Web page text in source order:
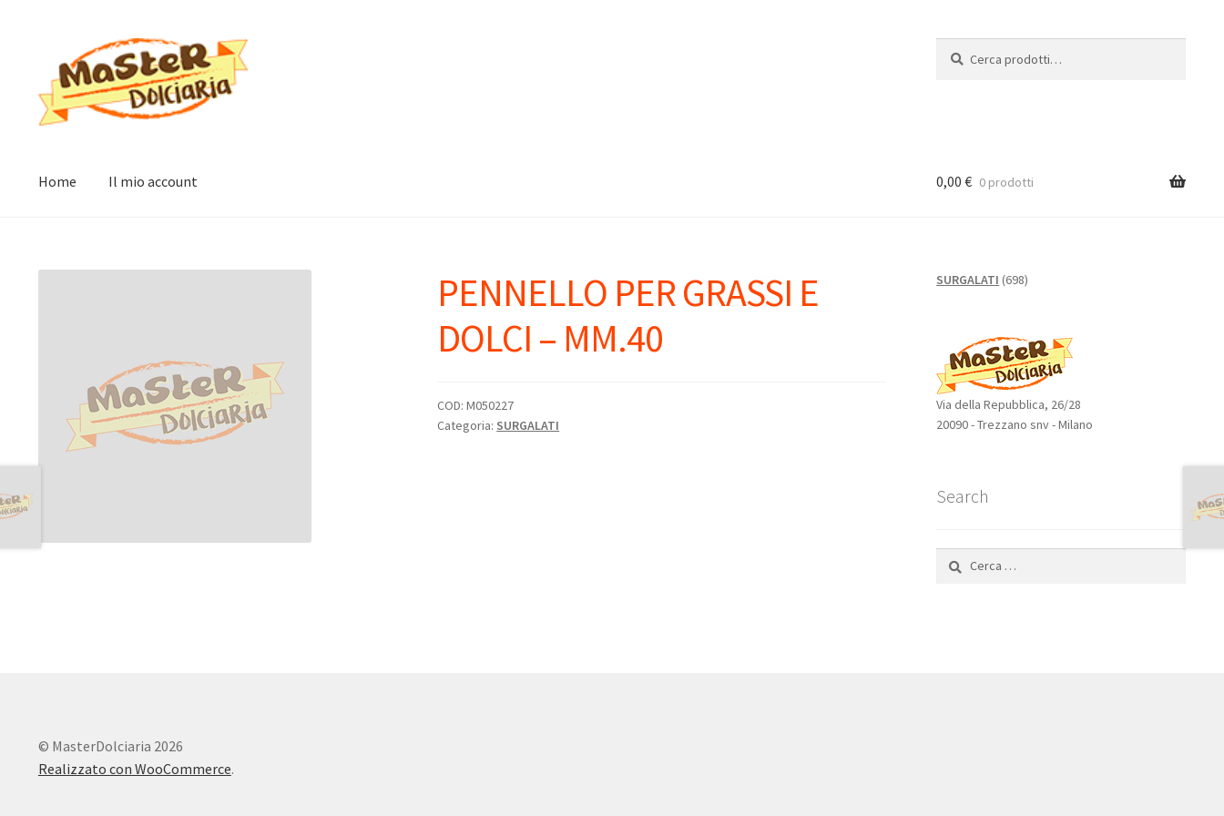
alla
navigazione
contenuto
Home Il mio account 0,00€ 0 prodotti
PENNELLO PER GRASSI E
DOLCI – MM.40
COD:M050227
Categoria: SURGALATI
SURGALATI 698698
Via della Repubblica, 26/28
20090 - Trezzano snv - Milano
Search
per:
© MasterDolciaria 2026
Realizzato con WooCommerce.